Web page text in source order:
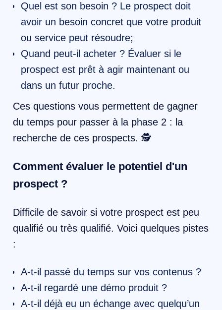
Quel est son besoin ? Le prospect doit
avoir un besoin concret que votre produit
ou service peut résoudre;
Quand peut-il acheter ? Évaluer si le
prospect est prêt à agir maintenant ou
dans un futur proche.
Ces questions vous permettent de gagner
du temps pour passer à la phase 2 : la
recherche de ces prospects. 🕵️
Comment évaluer le potentiel d'un
prospect ?
Difficile de savoir si votre prospect est peu
qualifié ou très qualifié. Voici quelques pistes
:
A-t-il passé du temps sur vos contenus ?
A-t-il regardé une démo produit ?
A-t-il déjà eu un échange avec quelqu’un